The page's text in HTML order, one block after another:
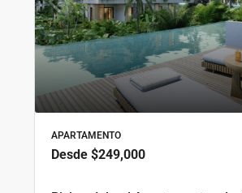
APARTAMENTO
Desde $249,000